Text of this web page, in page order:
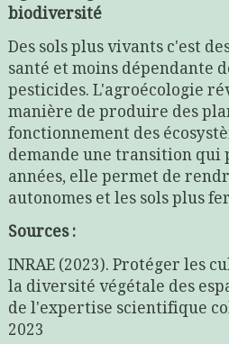
biodiversité
Des sols plus vivants c'est
santé et moins dépendante
pesticides. L'agroécologie
manière de produire des
fonctionnement des
demande une transition
années, elle permet de
autonomes et les sols plus
Sources :
INRAE (2023). Protéger les
la diversité végétale des
de l'expertise scientifique
2023